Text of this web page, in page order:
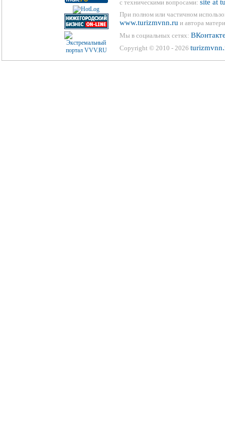
с техническими вопросами: site at
При полном или частичном
www.turizmvnn.ru и автора
Мы в социальных сетях:
Copyright © 2010 - 2026